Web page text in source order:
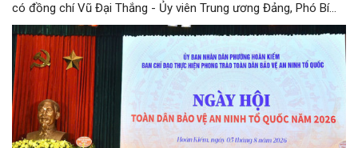
có đồng chí Vũ Đại Thắng - Ủy viên Trung ương Đảng, Phó Bí
thư Thành ủy, Chủ tịch UBND thành phố; Đại tá Nguyễn Tiến Đạt,
Ủy viên Ban Thường vụ Đảng ủy, Phó Giám đốc Công an thành
phố Hà Nội, cùng dự có các đồng chí đại diện lãnh đạo các Sở,
ban, ngành thuộc Thành phố Hà Nội, các phòng nghiệp vụ Công
an Thành phố Hà Nội.